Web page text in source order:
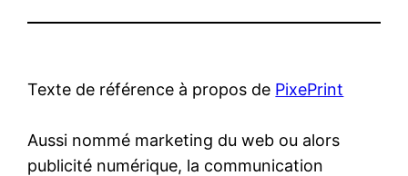
Texte de référence à propos de PixePrint
Aussi nommé marketing du web ou alors
publicité numérique, la communication